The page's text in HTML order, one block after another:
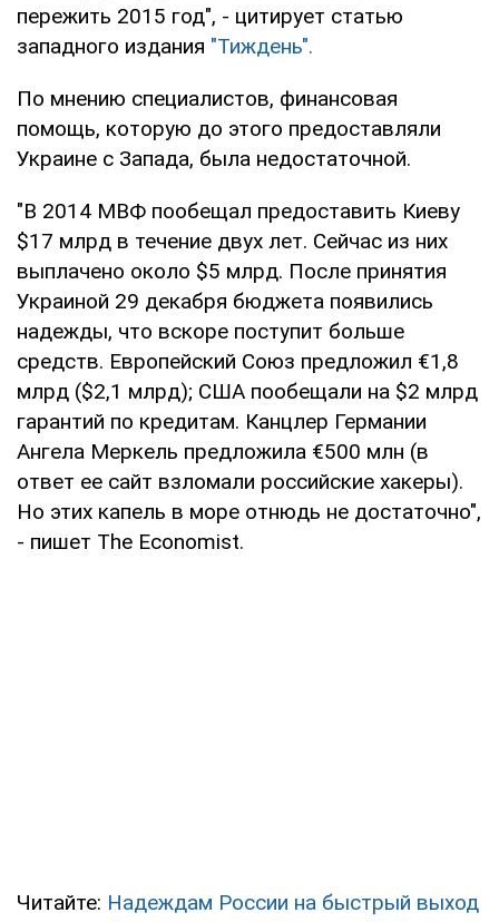
пережить 2015 год", - цитирует статью
западного издания "Тиждень".
По мнению специалистов, финансовая
помощь, которую до этого предоставляли
Украине с Запада, была недостаточной.
"В 2014 МВФ пообещал предоставить Киеву
$17 млрд в течение двух лет. Сейчас из них
выплачено около $5 млрд. После принятия
Украиной 29 декабря бюджета появились
надежды, что вскоре поступит больше
средств. Европейский Союз предложил €1,8
млрд ($2,1 млрд); США пообещали на $2 млрд
гарантий по кредитам. Канцлер Германии
Ангела Меркель предложила €500 млн (в
ответ ее сайт взломали российские хакеры).
Но этих капель в море отнюдь не достаточно",
- пишет The Economist.
Читайте: Надеждам России на быстрый выход